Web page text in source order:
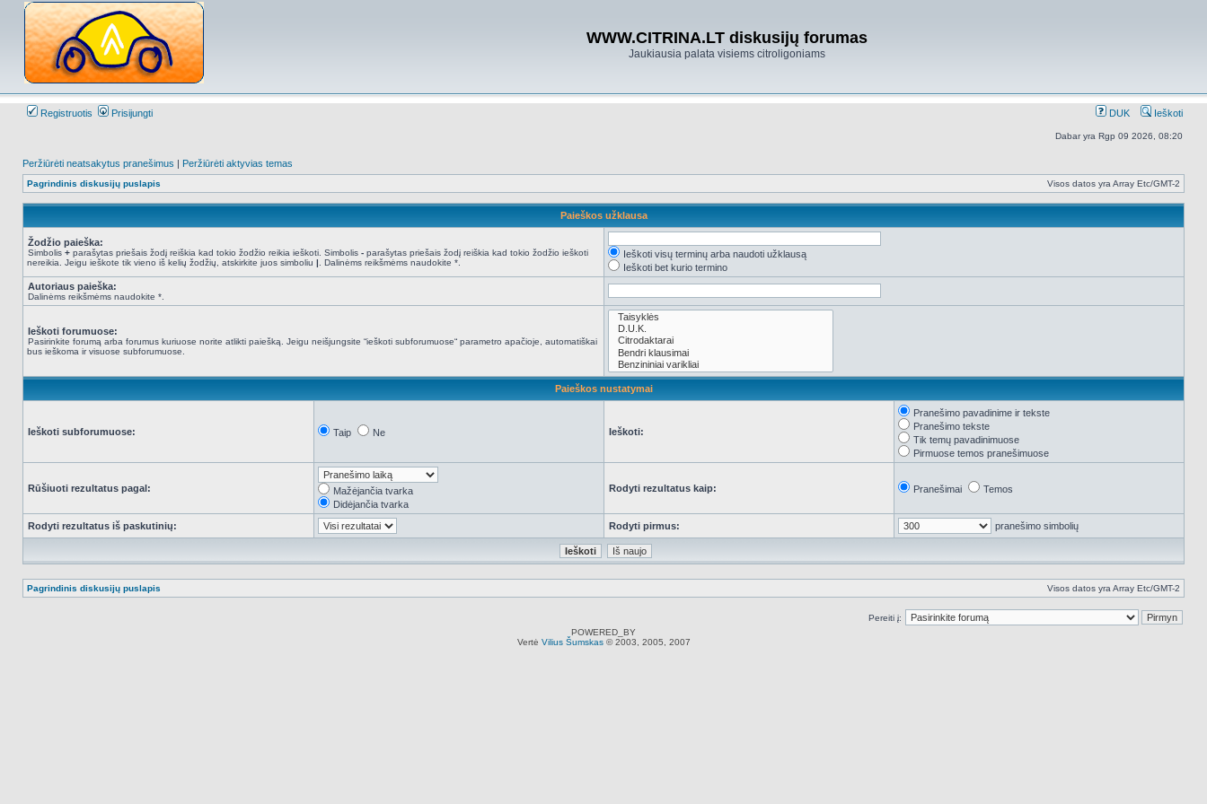
WWW.CITRINA.LT diskusijų forumas
Jaukiausia palata visiems citroligoniams
Registruotis Prisijungti DUK Ieškoti
Dabar yra Rgp 09 2026, 08:20
Peržiūrėti neatsakytus pranešimus | Peržiūrėti aktyvias temas
Pagrindinis diskusijų puslapis Visos datos yra Array Etc/GMT-2
Paieškos užklausa
Žodžio paieška:
Simbolis + parašytas priešais žodį reiškia kad tokio žodžio reikia ieškoti. Simbolis - parašytas priešais žodį reiškia kad tokio žodžio ieškoti
nereikia. Jeigu ieškote tik vieno iš kelių žodžių, atskirkite juos simboliu | . Dalinėms reikšmėms naudokite *.
Ieškoti visų terminų arba naudoti užklausą
Ieškoti bet kurio termino
Autoriaus paieška:
Dalinėms reikšmėms naudokite *.
Ieškoti forumuose:
Pasirinkite forumą arba forumus kuriuose norite atlikti paiešką. Jeigu neišjungsite “ieškoti subforumuose“ parametro apačioje, automatiškai
bus ieškoma ir visuose subforumuose.
Paieškos nustatymai
Ieškoti subforumuose: Taip Ne Ieškoti:
Pranešimo pavadinime ir tekste
Pranešimo tekste
Tik temų pavadinimuose
Pirmuose temos pranešimuose
Rūšiuoti rezultatus pagal:
Mažėjančia tvarka
Didėjančia tvarka
Rodyti rezultatus kaip: Pranešimai Temos
Rodyti rezultatus iš paskutinių: Rodyti pirmus: pranešimo simbolių
Pagrindinis diskusijų puslapis Visos datos yra Array Etc/GMT-2
Pereiti į:
POWERED_BY
Vertė Vilius Šumskas© 2003, 2005, 2007